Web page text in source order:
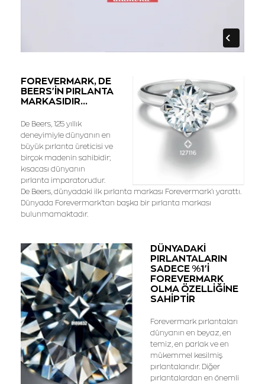
FOREVERMARK, DE
BEERS'İN PIRLANTA
MARKASIDIR...
De Beers, 125 yıllık
deneyimiyle dünyanın en
büyük pırlanta üreticisi ve
birçok madenin sahibidir;
kısacası dünyanın
pırlanta imparatorudur.
De Beers, dünyadaki ilk pırlanta markası Forevermark'ı yarattı.
Dünyada Forevermark'tan başka bir pırlanta markası
bulunmamaktadır.
DÜNYADAKİ
PIRLANTALARIN
SADECE %1'İ
FOREVERMARK
OLMA ÖZELLİĞİNE
SAHİPTİR
Forevermark pırlantaları
dünyanın en beyaz, en
temiz, en parlak ve en
mükemmel kesilmiş
pırlantalarıdır. Diğer
pırlantalardan en önemli